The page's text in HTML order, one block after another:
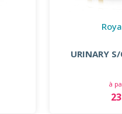
URINARY
à